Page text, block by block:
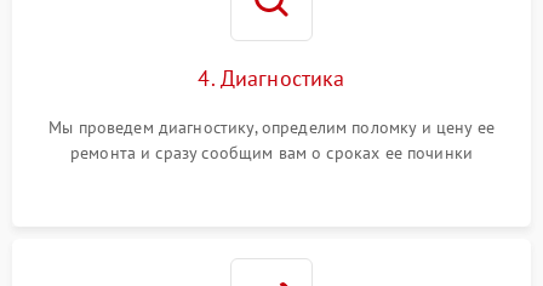
4. Диагностика
Мы проведем диагностику, определим поломку и цену ее
ремонта и сразу сообщим вам о сроках ее починки